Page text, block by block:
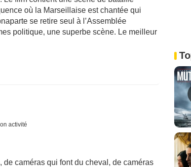
où la Marseillaise est chantée qui
se retire seul à l’Assemblée
politique, une superbe scène. Le meilleur
activité
caméras qui font du cheval, de caméras